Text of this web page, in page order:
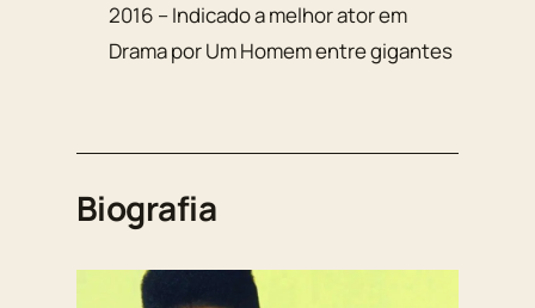
2016 – Indicado a melhor ator em
Drama por Um Homem entre gigantes
Biografia